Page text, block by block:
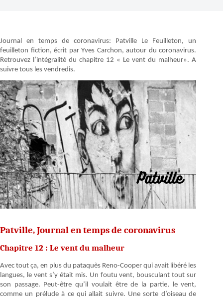
Journal en temps de coronavirus: Patville Le Feuilleton, un
feuilleton fiction, écrit par Yves Carchon, autour du coronavirus.
Retrouvez l’intégralité du chapitre 12 « Le vent du malheur». A
suivre tous les vendredis.
Patville, Journal en temps de coronavirus
Chapitre 12 : Le vent du malheur
Avec tout ça, en plus du pataquès Reno-Cooper qui avait libéré les
langues, le vent s’y était mis. Un foutu vent, bousculant tout sur
son passage. Peut-être qu’il voulait être de la partie, le vent,
comme un prélude à ce qui allait suivre. Une sorte d’oiseau de